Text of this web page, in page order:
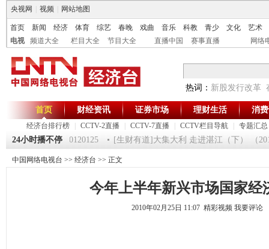
央视网 视频 网站地图
首页 新闻 经济 体育 综艺 春晚 戏曲 音乐 科教 青少 文化
艺术
电视
频道大全 栏目大全 节目大全 直播中国 赛事直播 网络
热词： 新股发行改革
首页
经济台排行榜 CCTV-2直播 CCTV-7直播 CCTV栏目导航 专题汇总
财经资讯 证券市场 理财生活 消
24小时播不停
《第一时间》 20120125 [生财有道]大集大利 走进湛江（下） （
中国网络电视台 >> 经济台 >> 正文
今年上半年新兴市场国家经
2010年02月25日 11:07 精彩视频 我要评论